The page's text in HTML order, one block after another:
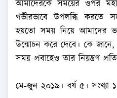
আমাদেরকে সময়ের ওপর
গভীরভাবে উপলব্ধি করতে
হয়তো সময় নিয়ে আমাদের
উন্মোচন করে দেবে। কে
সময় প্রবাহেও তার নিয়ন্ত্রণ
মে-জুন ২০১৯। বর্ষ ৫। সংখ্যা ১